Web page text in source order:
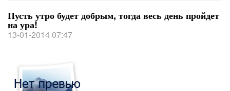
Пусть утро будет добрым, тогда весь день пройдет
на ура!
13-01-2014 07:47